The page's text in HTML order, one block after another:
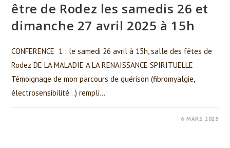
être de Rodez les samedis 26 et
dimanche 27 avril 2025 à 15h
CONFERENCE 1 : le samedi 26 avril à 15h, salle des fêtes de
Rodez DE LA MALADIE A LA RENAISSANCE SPIRITUELLE
Témoignage de mon parcours de guérison (fibromyalgie,
électrosensibilité...) rempli…
6 MARS 2025